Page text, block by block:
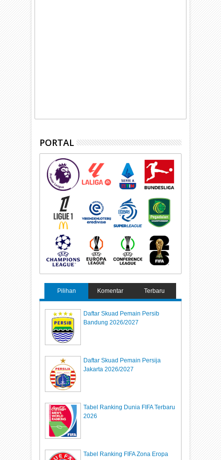
PORTAL
Pilihan Komentar Terbaru
Daftar Skuad Pemain Persib
Bandung 2026/2027
Daftar Skuad Pemain Persija
Jakarta 2026/2027
Tabel Ranking Dunia FIFA Terbaru
2026
Tabel Ranking FIFA Zona Eropa